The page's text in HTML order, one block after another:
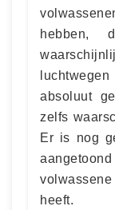
hebben,
absoluut
zelfs
Er is nog
heeft.